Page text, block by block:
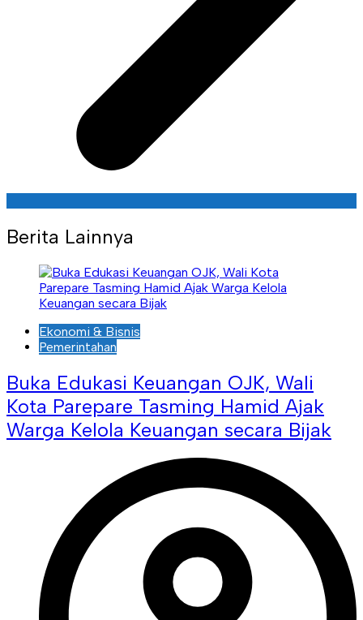
Berita Lainnya
Ekonomi & Bisnis
Pemerintahan
Buka Edukasi Keuangan OJK, Wali
Kota Parepare Tasming Hamid Ajak
Warga Kelola Keuangan secara Bijak